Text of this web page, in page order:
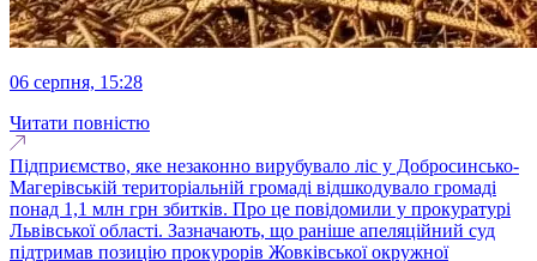
06 серпня, 15:28
Читати повністю
Підприємство, яке незаконно вирубувало ліс у Добросинсько-
Магерівській територіальній громаді відшкодувало громаді
понад 1,1 млн грн збитків. Про це повідомили у прокуратурі
Львівської області. Зазначають, що раніше апеляційний суд
підтримав позицію прокурорів Жовківської окружної